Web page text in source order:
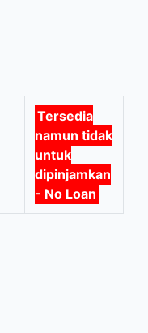
Tersedia
namun tidak
untuk
dipinjamkan
- No Loan